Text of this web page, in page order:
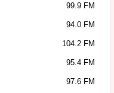
99.9 FM
94.0 FM
104.2 FM
95.4 FM
97.6 FM